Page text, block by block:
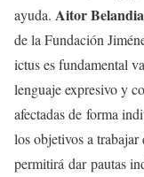
ayuda. Aitor Belandia
de la Fundación
ictus es fundamental
lenguaje expresivo y
afectadas de forma
los objetivos a trabajar
permitirá dar pautas